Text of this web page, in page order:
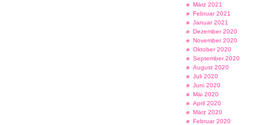
März 2021
Februar 2021
Januar 2021
Dezember 2020
November 2020
Oktober 2020
September 2020
August 2020
Juli 2020
Juni 2020
Mai 2020
April 2020
März 2020
Februar 2020